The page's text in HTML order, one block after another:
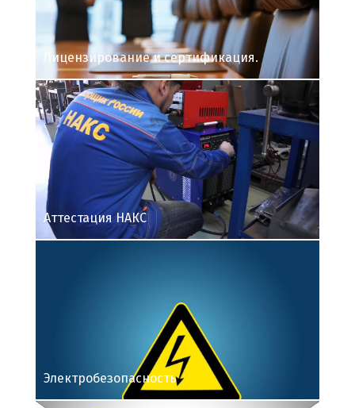
Лицензирование и сертификация.
Аттестация НАКС
Электробезопасность